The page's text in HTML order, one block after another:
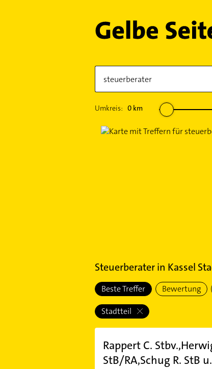
Umkreis: 0km
Steuerberaterin Kassel
Beste Treffer Bewertung
Stadtteil
Rappert C.
StB/RA,Schug R. StB